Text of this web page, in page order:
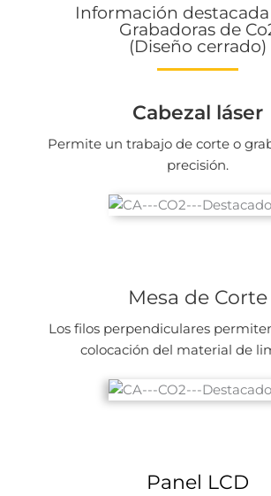
Información destacada
Grabadoras de
(Diseño cerrado)
Cabezal láser
Permite un trabajo de corte o
precisión.
Mesa de Corte
Los filos perpendiculares
colocación del material de
Panel LCD